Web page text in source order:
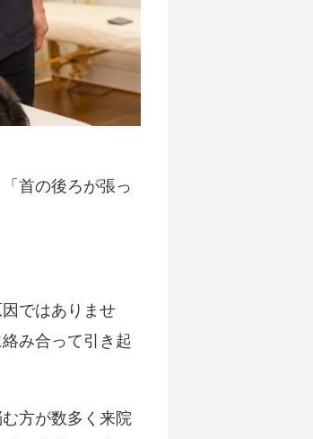
首の後ろが張っ
ではありませ
み合って引き起
方が数多く来院